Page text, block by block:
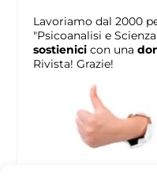
Lavoriamo dal 2000
"Psicoanalisi e
sostienici con una
Rivista! Grazie!